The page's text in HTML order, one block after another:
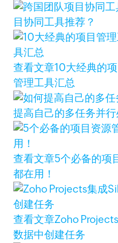
目协同工具推荐？
查看文章10大经典的
管理工具汇总
提高自己的多任务并
查看文章5个必备的项
都在用！
查看文章Zoho
数据中创建任务